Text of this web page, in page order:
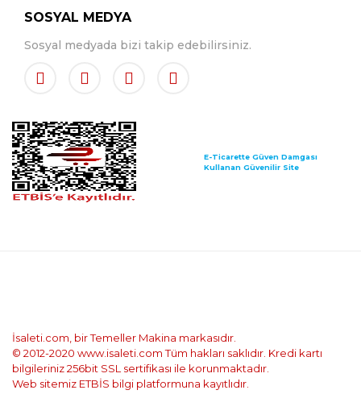
SOSYAL MEDYA
Sosyal medyada bizi takip edebilirsiniz.
E-Ticarette Güven Damgası
Kullanan Güvenilir Site
İsaleti.com, bir Temeller Makina markasıdır.
© 2012-2020 www.isaleti.com Tüm hakları saklıdır. Kredi kartı
bilgileriniz 256bit SSL sertifikası ile korunmaktadır.
Web sitemiz ETBİS bilgi platformuna kayıtlıdır.